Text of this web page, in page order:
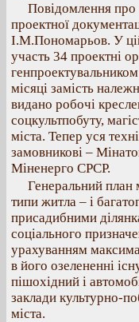
Повідомлення про
проектної
І.М.Пономарьов. У
участь 34 проектні
місяці замість
видано робочі
соцкультпобуту,
міста. Тепер уся
замовникові –
Міненерго СРСР.
Генеральний план
типи житла – і
присадибними
соціального
урахуванням
в його озелененні
пішохідний і
заклади культурно-
міста.